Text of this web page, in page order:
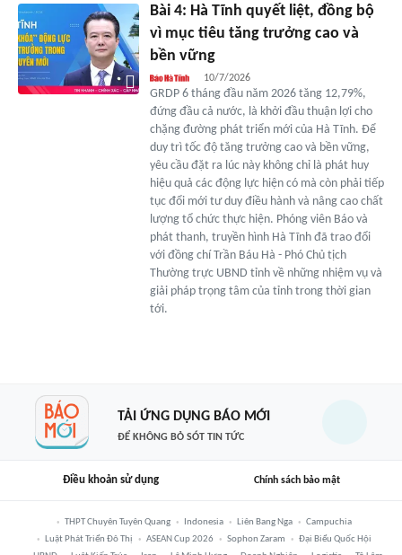
Bài 4: Hà Tĩnh quyết liệt, đồng bộ
vì mục tiêu tăng trưởng cao và
bền vững
10/7/2026
GRDP 6 tháng đầu năm 2026 tăng 12,79%,
đứng đầu cả nước, là khởi đầu thuận lợi cho
chặng đường phát triển mới của Hà Tĩnh. Để
duy trì tốc độ tăng trưởng cao và bền vững,
yêu cầu đặt ra lúc này không chỉ là phát huy
hiệu quả các động lực hiện có mà còn phải tiếp
tục đổi mới tư duy điều hành và nâng cao chất
lượng tổ chức thực hiện. Phóng viên Báo và
phát thanh, truyền hình Hà Tĩnh đã trao đổi
với đồng chí Trần Báu Hà - Phó Chủ tịch
Thường trực UBND tỉnh về những nhiệm vụ và
giải pháp trọng tâm của tỉnh trong thời gian
tới.
TẢI ỨNG DỤNG BÁO MỚI
ĐỂ KHÔNG BỎ SÓT TIN TỨC
Điều khoản sử dụng Chính sách bảo mật
THPT Chuyên Tuyên Quang Indonesia Liên Bang Nga
Campuchia
Luật Phát Triển Đô Thị
ASEAN Cup 2026 Sophon Zaram
Đại Biểu Quốc Hội